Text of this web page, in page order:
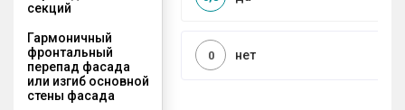
секций
Гармоничный
фронтальный
перепад фасада
или изгиб основной
стены фасада
нет
0